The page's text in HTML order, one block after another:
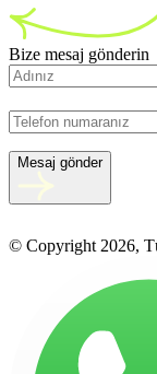
Bize mesaj gönderin
Mesaj gönder
© Copyright 2026,